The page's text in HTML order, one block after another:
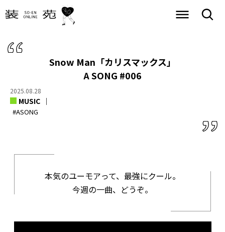
Snow Man「カリスマックス」
A SONG #006
2025.08.28
MUSIC
#ASONG
本気のユーモアって、最強にクール。
今週の一曲、どうぞ。